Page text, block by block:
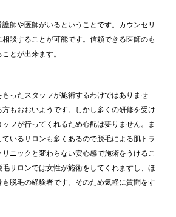
師や医師がいるということです。カウンセリ
談することが可能です。信頼できる医師のも
とが出来ます。
もったスタッフが施術するわけではありませ
もおおいようです。しかし多くの研修を受け
フが行ってくれるため心配は要りません。ま
いるサロンも多くあるので脱毛による肌トラ
ニックと変わらない安心感で施術をうけるこ
サロンでは女性が施術をしてくれますし、ほ
も脱毛の経験者です。そのため気軽に質問をす